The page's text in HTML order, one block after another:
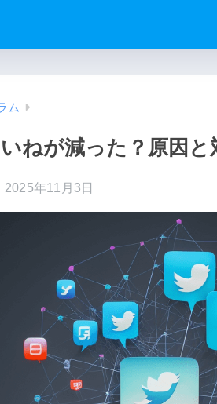
ム
ねが減った？原因と
2025年11月3日